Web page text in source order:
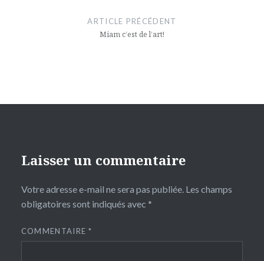
ARTICLE PRÉCÉDENT
Miam c’est de l’art!
Laisser un commentaire
Votre adresse e-mail ne sera pas publiée. Les champs
obligatoires sont indiqués avec *
COMMENTAIRE*